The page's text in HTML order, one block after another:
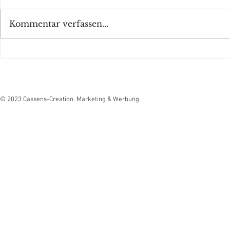
Wake-up call
Kommentar verfassen...
© 2023 Cassens-Creation. Marketing & Werbung.